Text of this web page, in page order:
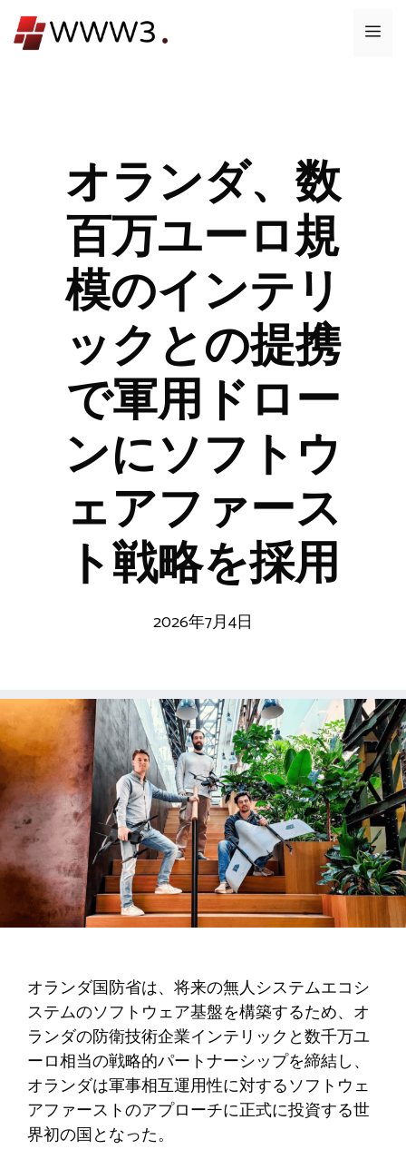
ン
メ
オランダ、数
百万ユーロ規
模のインテリ
ックとの提携
で軍用ドロー
ンにソフトウ
ェアファース
ト戦略を採用
2026年7月4日
オランダ国防省は、将来の無人システムエコシ
ステムのソフトウェア基盤を構築するため、オ
ランダの防衛技術企業インテリックと数千万ユ
ーロ相当の戦略的パートナーシップを締結し、
オランダは軍事相互運用性に対するソフトウェ
アファーストのアプローチに正式に投資する世
界初の国となった。